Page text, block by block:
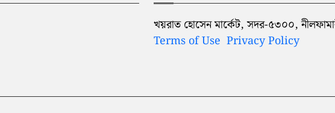
খয়রাত হোসেন মার্কেট, সদর-৫৩০০,
Terms of Use Privacy Policy